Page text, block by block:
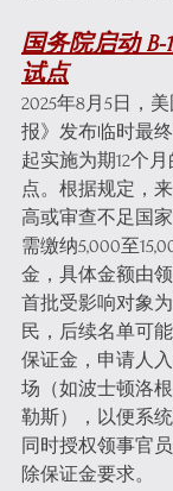
国务院启动
试点
2025年8月5日，
报》发布临时最
起实施为期12个
点。根据规定，
高或审查不足国
需缴纳5,000至
金，具体金额由
首批受影响对象
民，后续名单可
保证金，申请人
场（如波士顿洛
勒斯），以便系
同时授权领事官
除保证金要求。